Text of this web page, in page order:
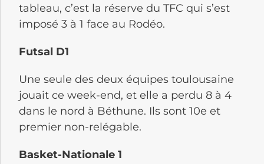
tableau, c’est la réserve du TFC qui s’est
imposé 3 à 1 face au Rodéo.
Futsal D1
Une seule des deux équipes toulousaine
jouait ce week-end, et elle a perdu 8 à 4
dans le nord à Béthune. Ils sont 10e et
premier non-relégable.
Basket-Nationale 1